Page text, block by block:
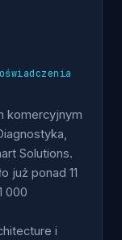
komercyjnym
Solutions.
już ponad 11
000
i